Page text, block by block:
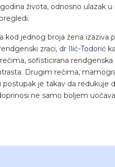
života, odnosno ulazak
jednog broja žena
zraci, dr Ilić-Todorić
sofisticirana
Drugim rečima,
je takav da redukuje
ne samo boljem